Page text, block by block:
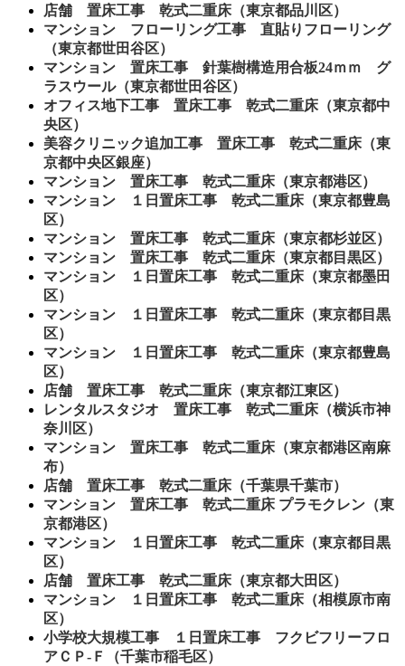
店舗 置床工事 乾式二重床（東京都品川区）
マンション フローリング工事 直貼りフローリング
（東京都世田谷区）
マンション 置床工事 針葉樹構造用合板24ｍｍ グ
ラスウール（東京都世田谷区）
オフィス地下工事 置床工事 乾式二重床（東京都中
央区）
美容クリニック追加工事 置床工事 乾式二重床（東
京都中央区銀座）
マンション 置床工事 乾式二重床（東京都港区）
マンション １日置床工事 乾式二重床（東京都豊島
区）
マンション 置床工事 乾式二重床（東京都杉並区）
マンション 置床工事 乾式二重床（東京都目黒区）
マンション １日置床工事 乾式二重床（東京都墨田
区）
マンション １日置床工事 乾式二重床（東京都目黒
区）
マンション １日置床工事 乾式二重床（東京都豊島
区）
店舗 置床工事 乾式二重床（東京都江東区）
レンタルスタジオ 置床工事 乾式二重床（横浜市神
奈川区）
マンション 置床工事 乾式二重床（東京都港区南麻
布）
店舗 置床工事 乾式二重床（千葉県千葉市）
マンション 置床工事 乾式二重床 プラモクレン（東
京都港区）
マンション １日置床工事 乾式二重床（東京都目黒
区）
店舗 置床工事 乾式二重床（東京都大田区）
マンション １日置床工事 乾式二重床（相模原市南
区）
小学校大規模工事 １日置床工事 フクビフリーフロ
アＣＰ-Ｆ（千葉市稲毛区）